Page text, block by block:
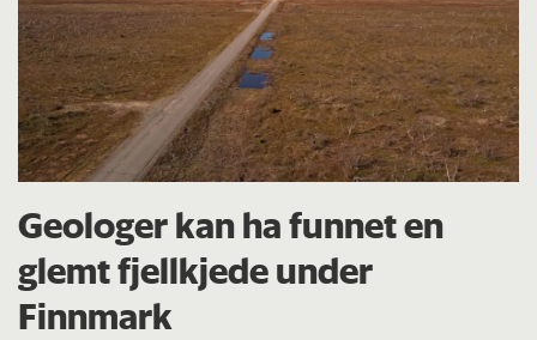
Geologer kan ha funnet en
glemt fjellkjede under
Finnmark